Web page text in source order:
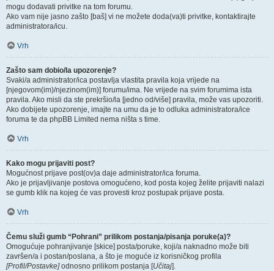
mogu dodavati privitke na tom forumu.
Ako vam nije jasno zašto [baš] vi ne možete doda(va)ti privitke, kontaktirajte
administratora/icu.
Vrh
Zašto sam dobio/la upozorenje?
Svaki/a administrator/ica postavlja vlastita pravila koja vrijede na
[njegovom(im)/njezinom(im)] forumu/ima. Ne vrijede na svim forumima ista
pravila. Ako misli da ste prekršio/la [jedno od/više] pravila, može vas upozoriti.
Ako dobijete upozorenje, imajte na umu da je to odluka administratora/ice
foruma te da phpBB Limited nema ništa s time.
Vrh
Kako mogu prijaviti post?
Mogućnost prijave post(ov)a daje administrator/ica foruma.
Ako je prijavljivanje postova omogućeno, kod posta kojeg želite prijaviti nalazi
se gumb klik na kojeg će vas provesti kroz postupak prijave posta.
Vrh
Čemu služi gumb “Pohrani” prilikom postanja/pisanja poruke(a)?
Omogućuje pohranjivanje [skice] posta/poruke, koji/a naknadno može biti
završen/a i postan/poslana, a što je moguće iz korisničkog profila
[Profil/Postavke]odnosno prilikom postanja [Učitaj].